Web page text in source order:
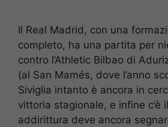
Il Real Madrid, con una
completo, ha una partita per
contro l’Athletic Bilbao di
(al San Mamés, dove l’anno
Siviglia intanto è ancora in
vittoria stagionale, e infine c’è
addirittura deve ancora